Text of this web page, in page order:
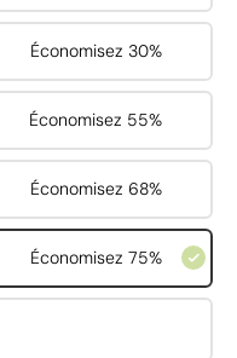
Économisez 30%
Économisez 55%
Économisez 68%
Économisez 75%